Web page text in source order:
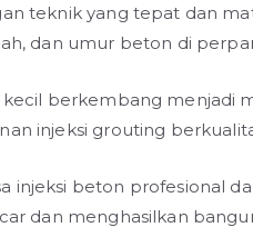
teknik yang tepat dan
dan umur beton di
berkembang menjadi
injeksi grouting
injeksi beton profesional
dan menghasilkan